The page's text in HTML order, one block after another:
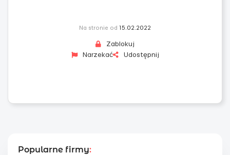
Na stronie od 15.02.2022
Zablokuj
Narzekać
Udostępnij
Popularne firmy: